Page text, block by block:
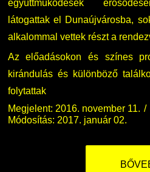
együttműködések
látogattak el Dunaújvárosba,
alkalommal vettek részt a
Az előadásokon és színes
kirándulás és különböző
folytattak
Megjelent: 2016. november 11.
Módosítás: 2017. január 02.